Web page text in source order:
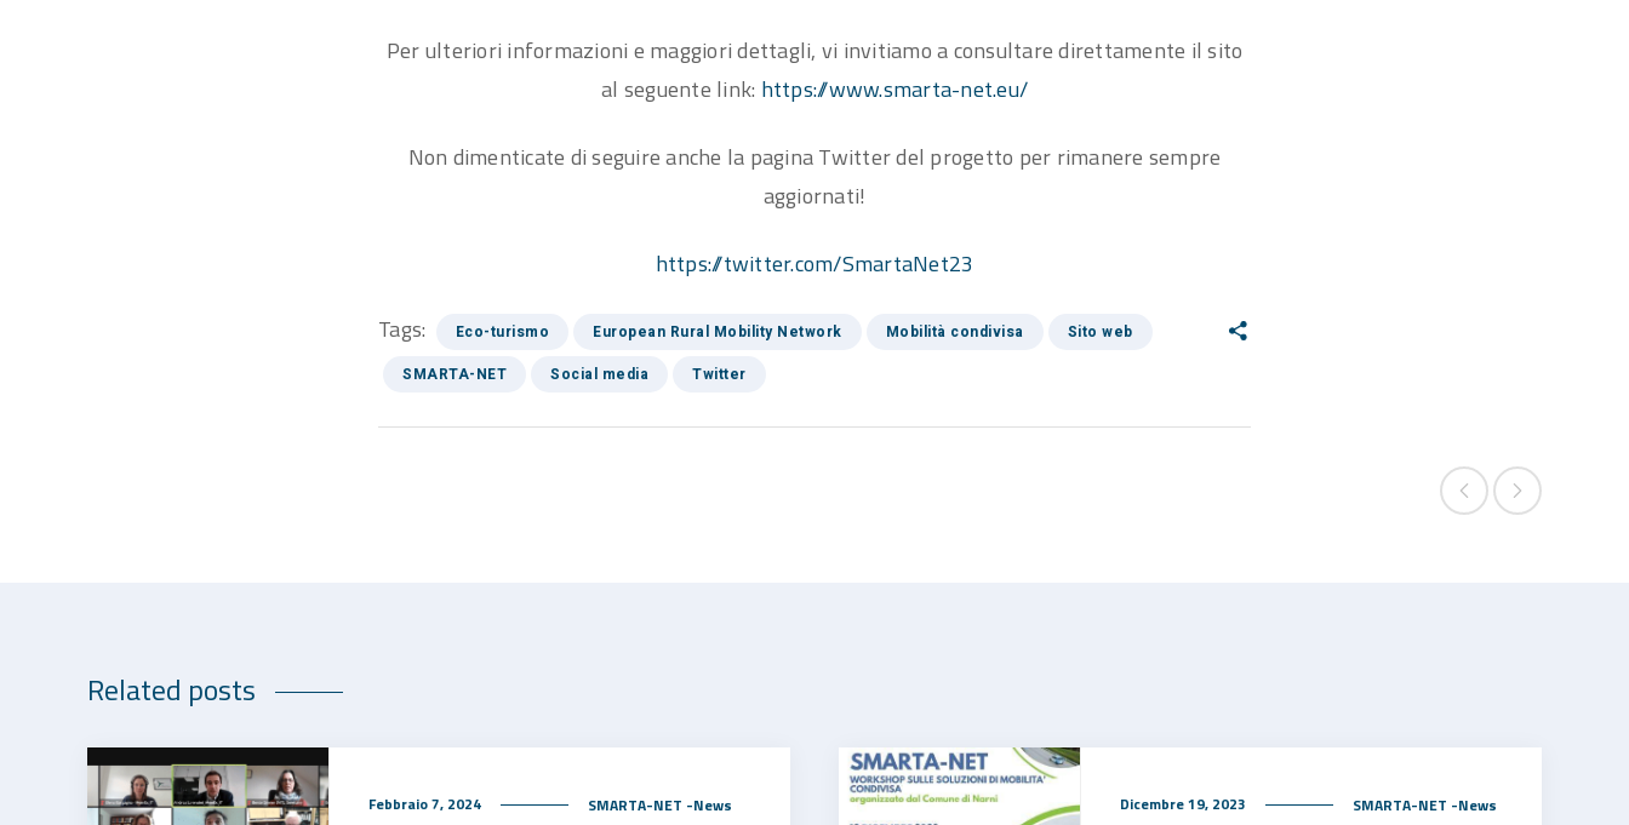
Per ulteriori informazioni e maggiori dettagli, vi invitiamo a consultare direttamente il sito
al seguente link: https://www.smarta-net.eu/
Non dimenticate di seguire anche la pagina Twitter del progetto per rimanere sempre
aggiornati!
https://twitter.com/SmartaNet23
Tags:
Eco-turismo European Rural Mobility Network Mobilità condivisa
Sito web
SMARTA-NET
Social media Twitter
Related posts
Febbraio 7, 2024 SMARTA-NET -News Dicembre 19, 2023 SMARTA-NET -News